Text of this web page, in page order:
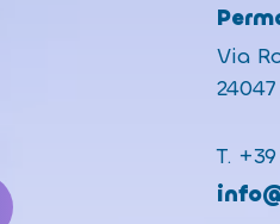
Via
T.